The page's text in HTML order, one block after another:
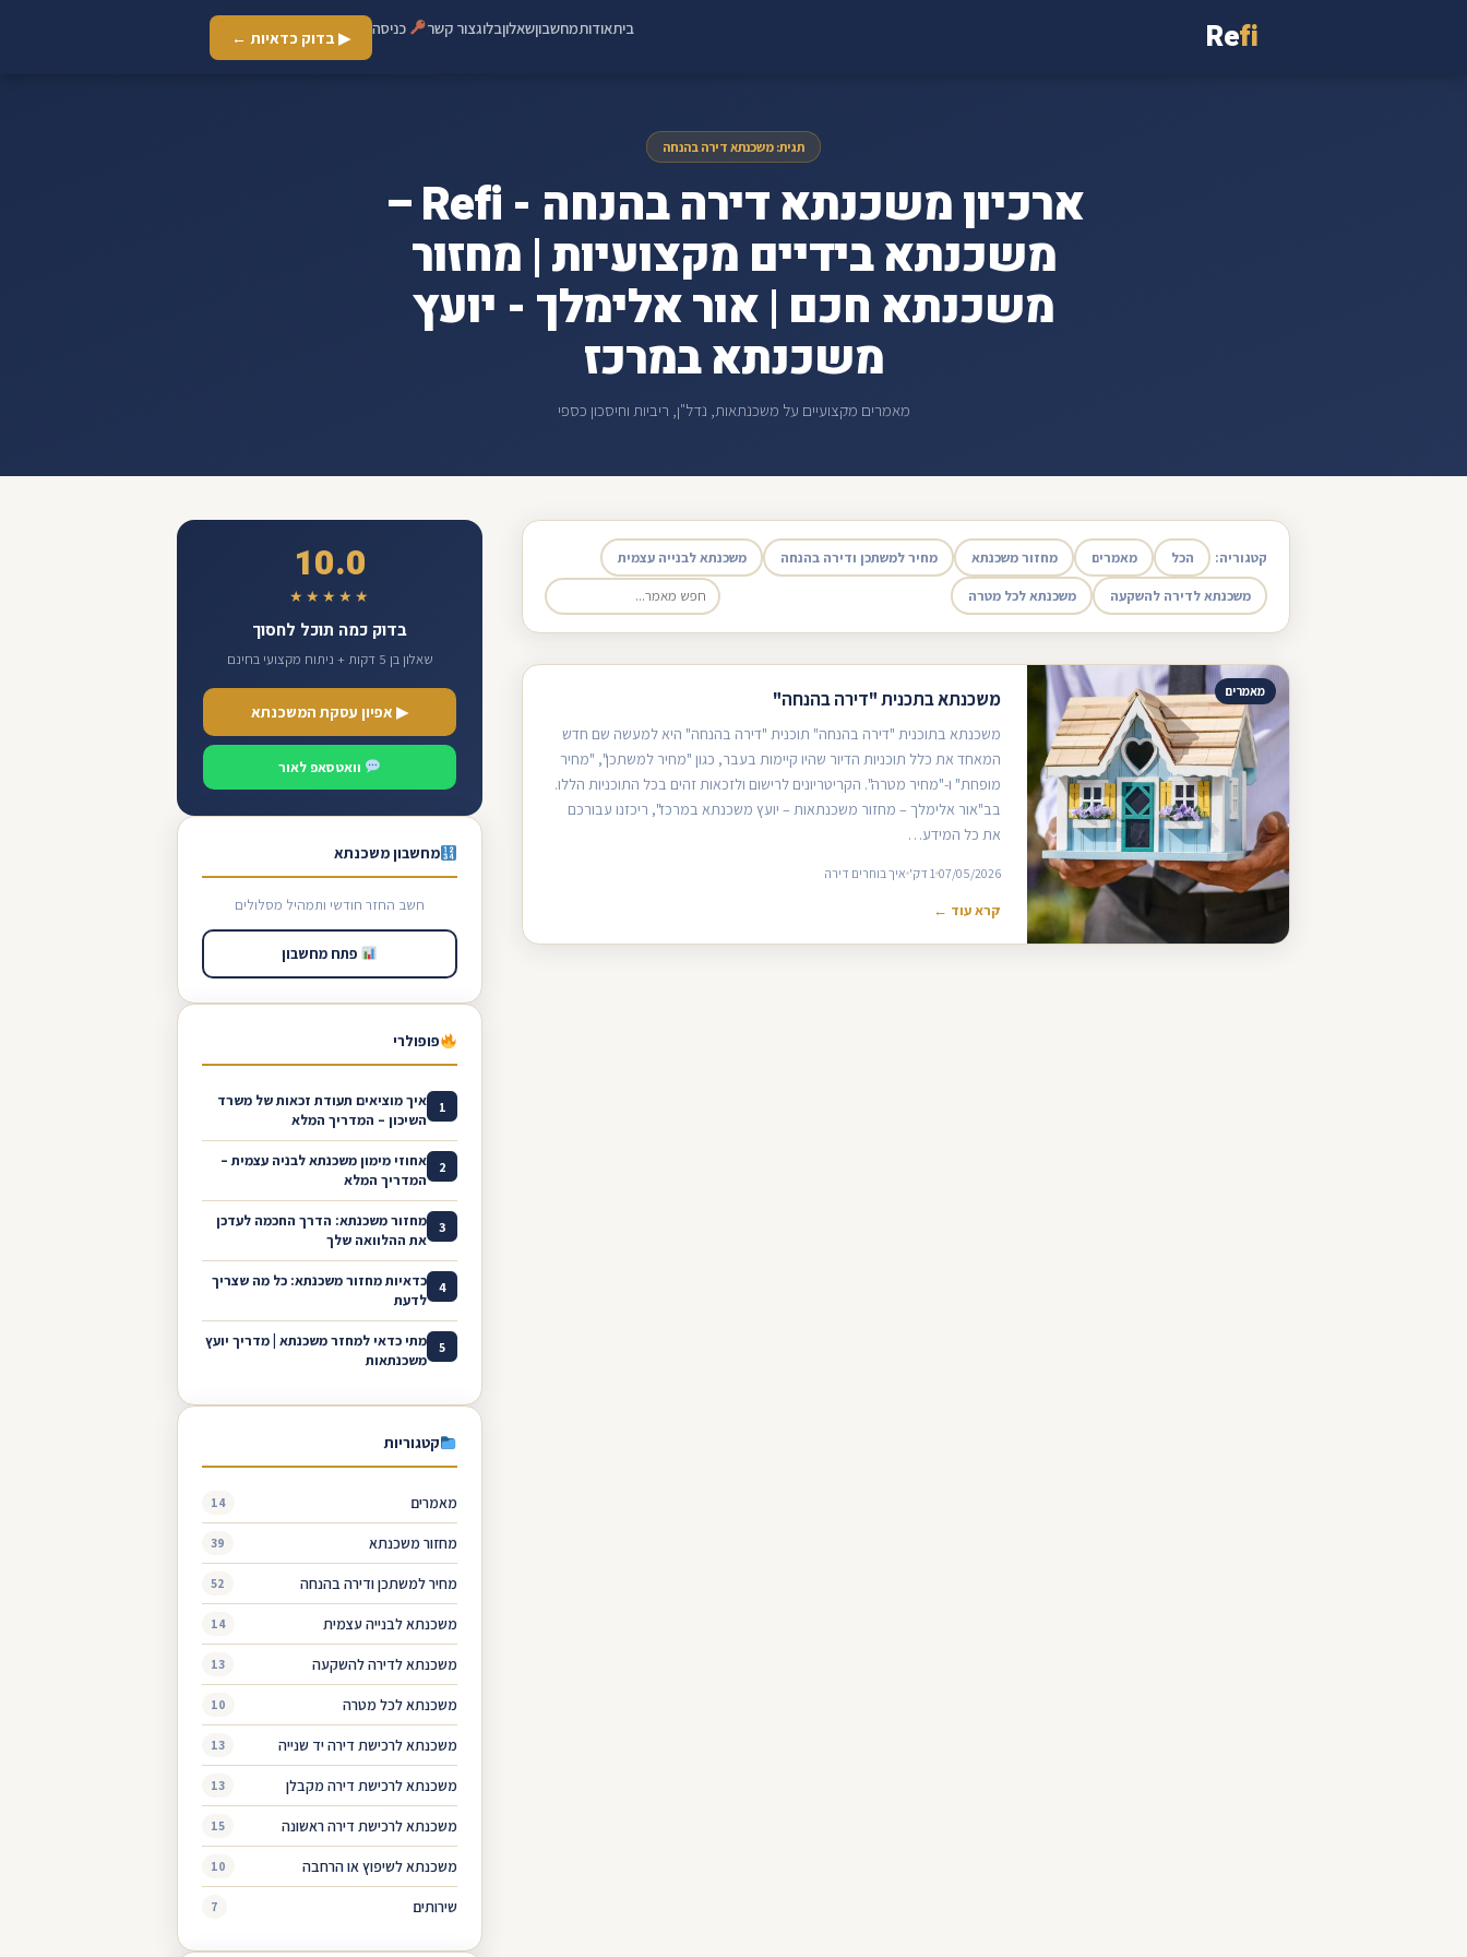
Refi ביתאודותמחשבוןשאלוןבלוגצור קשר כניסה ▶ בדוק כדאיות ←
תגית: משכנתא דירה בהנחה
ארכיון משכנתא דירה בהנחה - Refi –
משכנתא בידיים מקצועיות | מחזור
משכנתא חכם | אור אלימלך - יועץ
משכנתא במרכז
מאמרים מקצועיים על משכנתאות, נדל"ן, ריביות וחיסכון כספי
קטגוריה: הכל מאמרים מחזור משכנתא מחיר למשתכן ודירה בהנחה משכנתא לבנייה עצמית
משכנתא לדירה להשקעה משכנתא לכל מטרה
מאמרים משכנתא בתכנית "דירה בהנחה"
משכנתא בתוכנית "דירה בהנחה" תוכנית "דירה בהנחה" היא למעשה שם חדש
המאחד את כלל תוכניות הדיור שהיו קיימות בעבר, כגון "מחיר למשתכן", "מחיר
מופחת" ו-"מחיר מטרה". הקריטריונים לרישום ולזכאות זהים בכל התוכניות הללו.
בב"אור אלימלך – מחזור משכנתאות – יועץ משכנתא במרכז", ריכזנו עבורכם
את כל המידע…
07/05/2026 1 דק' איך בוחרים דירה
קרא עוד ←
10.0
★★★★★
בדוק כמה תוכל לחסוך
שאלון בן 5 דקות + ניתוח מקצועי בחינם
▶ אפיון עסקת המשכנתא
וואטסאפ לאור
מחשבון משכנתא
חשב החזר חודשי ותמהיל מסלולים
פתח מחשבון
פופולרי
1
איך מוציאים תעודת זכאות של משרד
השיכון – המדריך המלא
2
אחוזי מימון משכנתא לבניה עצמית –
המדריך המלא
3
מחזור משכנתא: הדרך החכמה לעדכן
את ההלוואה שלך
4
כדאיות מחזור משכנתא: כל מה שצריך
לדעת
5
מתי כדאי למחזר משכנתא | מדריך יועץ
משכנתאות
קטגוריות
מאמרים 14
מחזור משכנתא 39
מחיר למשתכן ודירה בהנחה 52
משכנתא לבנייה עצמית 14
משכנתא לדירה להשקעה 13
משכנתא לכל מטרה 10
משכנתא לרכישת דירה יד שנייה 13
משכנתא לרכישת דירה מקבלן 13
משכנתא לרכישת דירה ראשונה 15
משכנתא לשיפוץ או הרחבה 10
שירותים 7